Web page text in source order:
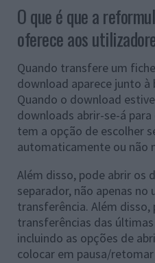
O que é que a
oferece aos
Quando transfere um
download aparece junto à
Quando o download
downloads abrir-se-á
tem a opção de escolher
automaticamente ou não
Além disso, pode abrir os
separador, não apenas no
transferência. Além disso,
transferências das
incluindo as opções de
colocar em pausa/